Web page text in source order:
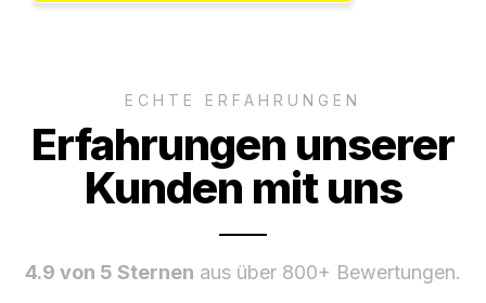
ECHTE ERFAHRUNGEN
Erfahrungen unserer
Kunden mit uns
4.9 von 5 Sternen aus über 800+ Bewertungen.